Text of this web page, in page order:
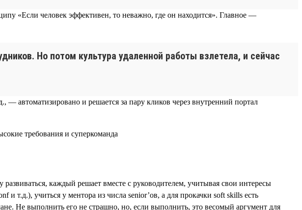
«Если человек эффективен, то неважно, где он находится». Главное —
Но потом культура удаленной работы взлетела, и сейчас
автоматизировано и решается за пару кликов через внутренний портал
каждый решает вместе с руководителем, учитывая свои интересы
учиться у ментора из числа senior’ов, а для прокачки soft skills есть
Не выполнить его не страшно, но, если выполнить, это весомый аргумент для